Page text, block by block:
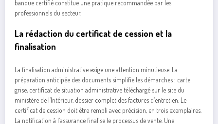
banque certifié constitue une pratique recommandée par les
professionnels du secteur.
La rédaction du certificat de cession et la
finalisation
La finalisation administrative exige une attention minutieuse. La
préparation anticipée des documents simplifie les démarches : carte
grise, certificat de situation administrative téléchargé sur le site du
ministère de l’Intérieur, dossier complet des factures d’entretien. Le
certificat de cession doit être rempli avec précision, en trois exemplaires.
La notification à l’assurance finalise le processus de vente. Une